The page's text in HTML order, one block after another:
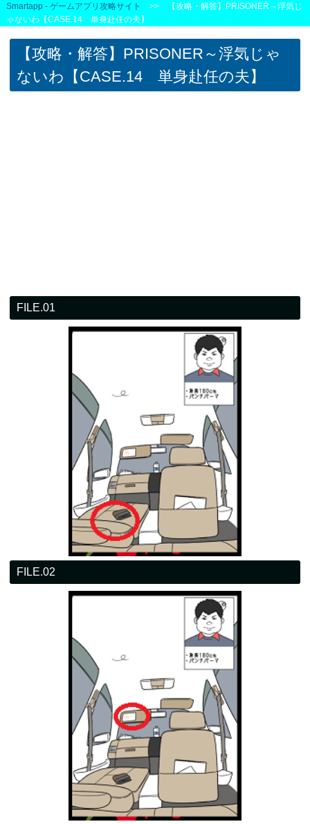
Smartapp - ゲームアプリ攻略サイト
>> 【攻略・解答】PRISONER～浮気じ
ゃないわ【CASE.14 単身赴任の夫】
【攻略・解答】PRISONER～浮気じゃ
ないわ【CASE.14 単身赴任の夫】
FILE.01
FILE.02